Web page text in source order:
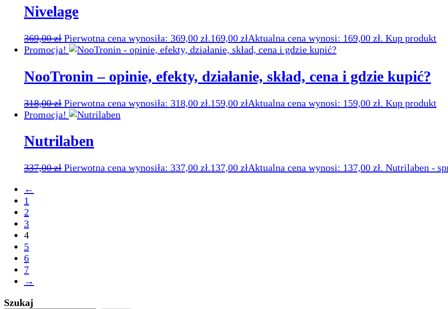
Nivelage
369,00zł Pierwotna cena wynosiła: 369,00 zł.169,00 złAktualna cena wynosi: 169,00 zł. Kup produkt
Promocja!
NooTronin – opinie, efekty, działanie, skład, cena i gdzie kupić?
318,00zł Pierwotna cena wynosiła: 318,00 zł.159,00 złAktualna cena wynosi: 159,00 zł. Kup produkt
Promocja!
Nutrilaben
337,00zł Pierwotna cena wynosiła: 337,00 zł.137,00 złAktualna cena wynosi: 137,00 zł. Nutrilaben -
←
1
2
3
4
5
6
7
→
Szukaj